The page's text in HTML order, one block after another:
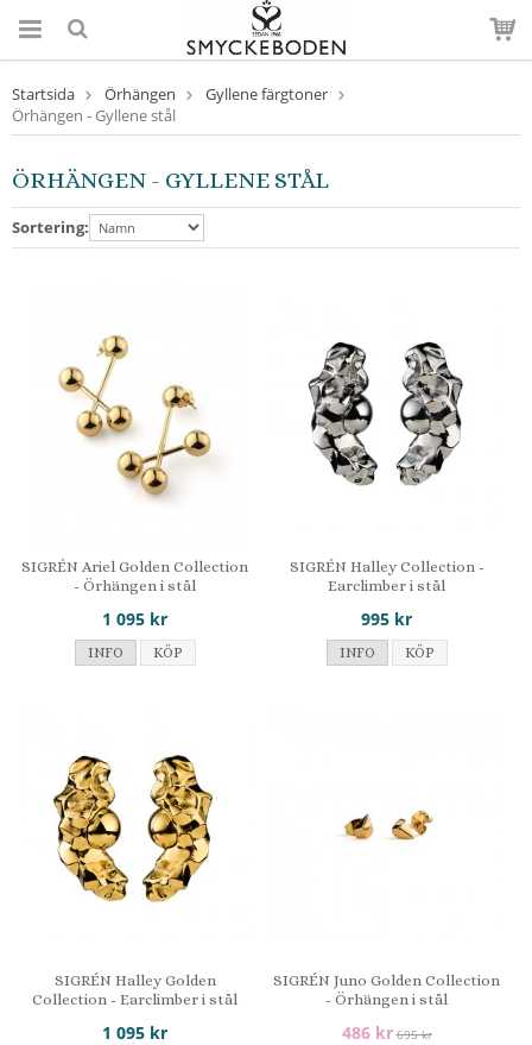
Startsida Örhängen
Gyllene färgtoner
Örhängen - Gyllene stål
ÖRHÄNGEN - GYLLENE STÅL
Sortering:
SIGRÉN Ariel Golden Collection
- Örhängen i stål
1 095 kr
INFO KÖP
SIGRÉN Halley Collection -
Earclimber i stål
995 kr
INFO KÖP
SIGRÉN Halley Golden
Collection - Earclimber i stål
1 095 kr
SIGRÉN Juno Golden Collection
- Örhängen i stål
486 kr 695 kr